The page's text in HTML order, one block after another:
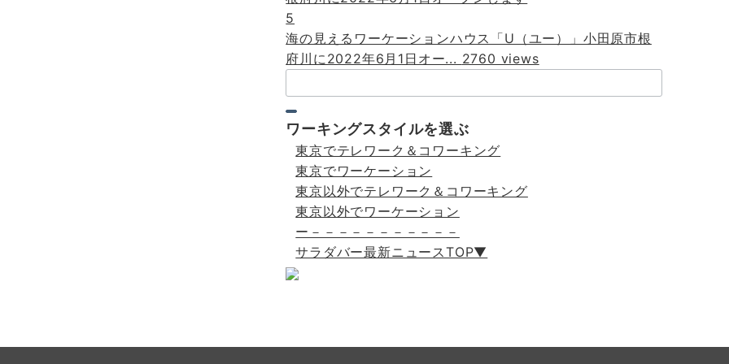
5
海の見えるワーケーションハウス「U（ユー）」小田原市根
府川に2022年6月1日オー... 2760 views
索：
ワーキングスタイルを選ぶ
東京でテレワーク＆コワーキング
東京でワーケーション
東京以外でテレワーク＆コワーキング
東京以外でワーケーション
ー－－－－－－－－－－－
サラダバー最新ニュースTOP▼